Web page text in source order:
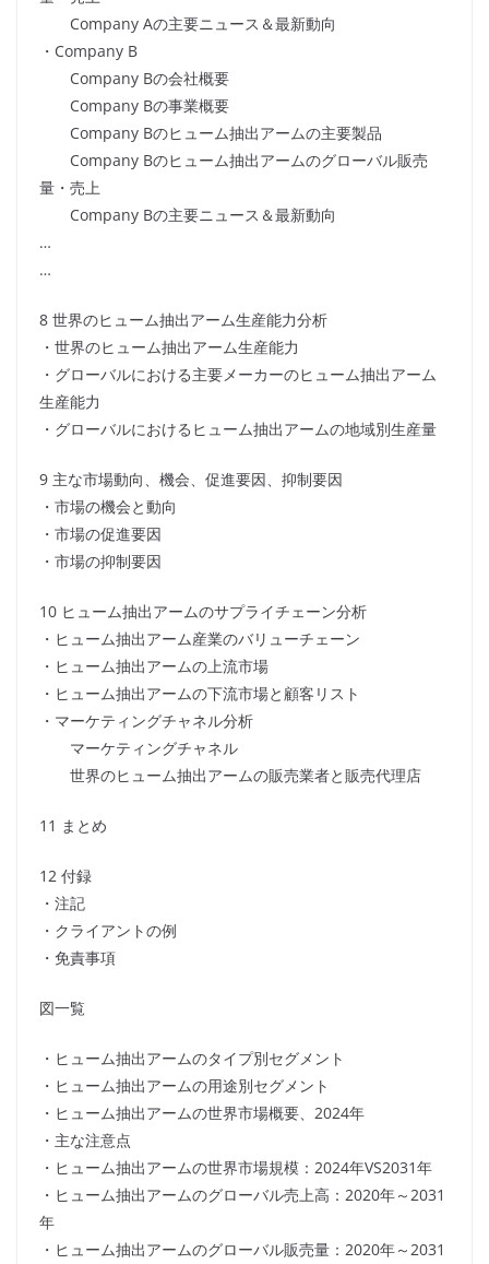
Company Aの主要ニュース＆最新動向
・Company B
Company Bの会社概要
Company Bの事業概要
Company Bのヒューム抽出アームの主要製品
Company Bのヒューム抽出アームのグローバル販売
量・売上
Company Bの主要ニュース＆最新動向
…
…
8 世界のヒューム抽出アーム生産能力分析
・世界のヒューム抽出アーム生産能力
・グローバルにおける主要メーカーのヒューム抽出アーム
生産能力
・グローバルにおけるヒューム抽出アームの地域別生産量
9 主な市場動向、機会、促進要因、抑制要因
・市場の機会と動向
・市場の促進要因
・市場の抑制要因
10 ヒューム抽出アームのサプライチェーン分析
・ヒューム抽出アーム産業のバリューチェーン
・ヒューム抽出アームの上流市場
・ヒューム抽出アームの下流市場と顧客リスト
・マーケティングチャネル分析
マーケティングチャネル
世界のヒューム抽出アームの販売業者と販売代理店
11 まとめ
12 付録
・注記
・クライアントの例
・免責事項
図一覧
・ヒューム抽出アームのタイプ別セグメント
・ヒューム抽出アームの用途別セグメント
・ヒューム抽出アームの世界市場概要、2024年
・主な注意点
・ヒューム抽出アームの世界市場規模：2024年VS2031年
・ヒューム抽出アームのグローバル売上高：2020年～2031
年
・ヒューム抽出アームのグローバル販売量：2020年～2031